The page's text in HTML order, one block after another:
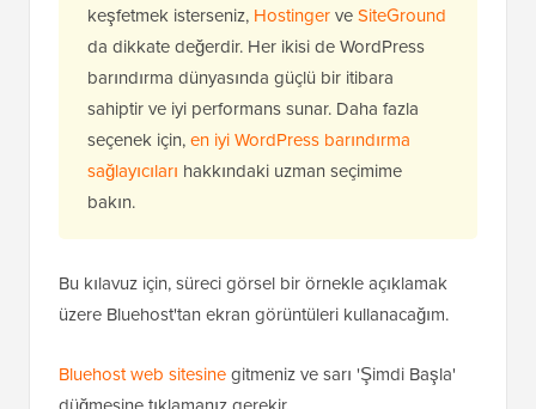
keşfetmek isterseniz, HostingerveSiteGround
da dikkate değerdir. Her ikisi de WordPress
barındırma dünyasında güçlü bir itibara
sahiptir ve iyi performans sunar. Daha fazla
seçenek için,en iyi WordPress barındırma
sağlayıcıları hakkındaki uzman seçimime
bakın.
Bu kılavuz için, süreci görsel bir örnekle açıklamak
üzere Bluehost'tan ekran görüntüleri kullanacağım.
Bluehost web sitesinegitmeniz ve sarı 'Şimdi Başla'